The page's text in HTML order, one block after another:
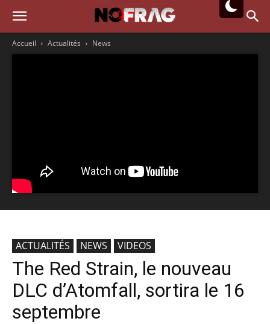
Accueil Actualités News
ACTUALITÉS NEWS VIDEOS
The Red Strain, le nouveau
DLC d’Atomfall, sortira le 16
septembre